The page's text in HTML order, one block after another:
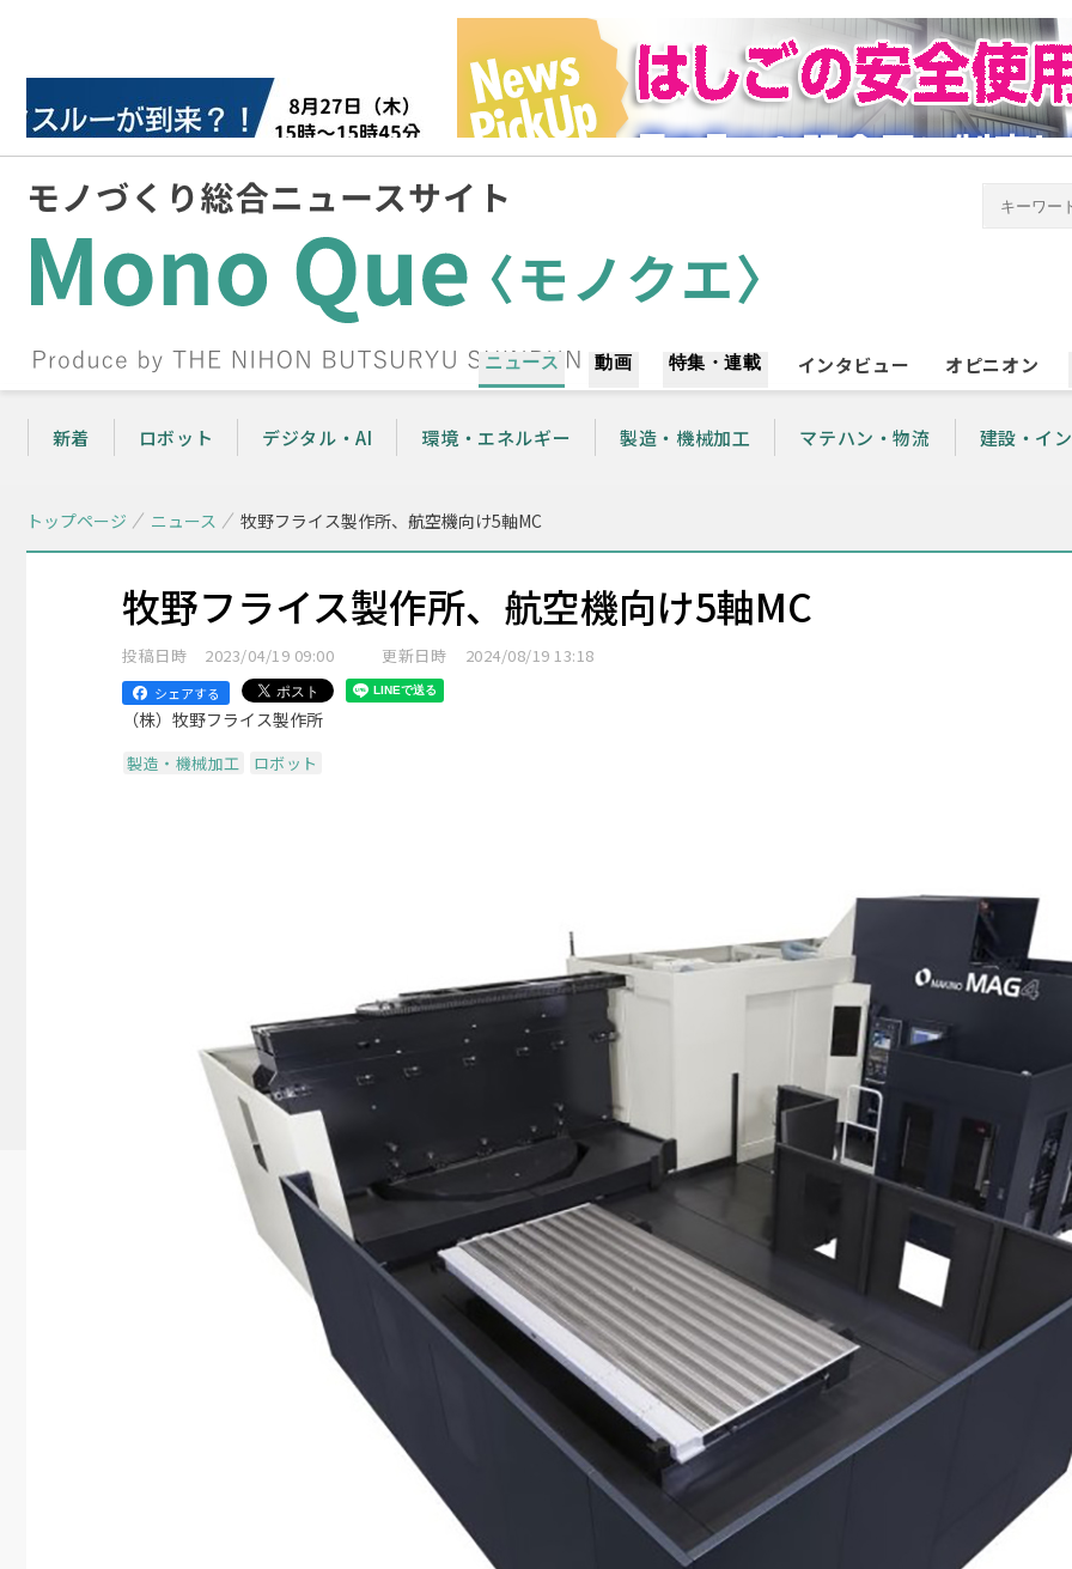
ニュース 動画 特集・連載 インタビュー オピニオン
新着 ロボット デジタル・AI 環境・エネルギー 製造・機械加工 マテハン・物流 建設・イ
トップページ ニュース 牧野フライス製作所、航空機向け5軸MC
牧野フライス製作所、航空機向け5軸MC
投稿日時 2023/04/19 09:00 更新日時 2024/08/19 13:18
シェアする
（株）牧野フライス製作所
製造・機械加工 ロボット